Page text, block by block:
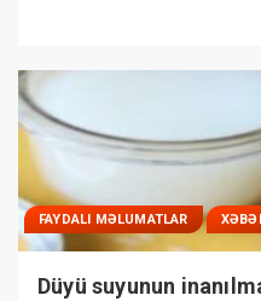
FAYDALI MƏLUMATLAR
Düyü suyunun